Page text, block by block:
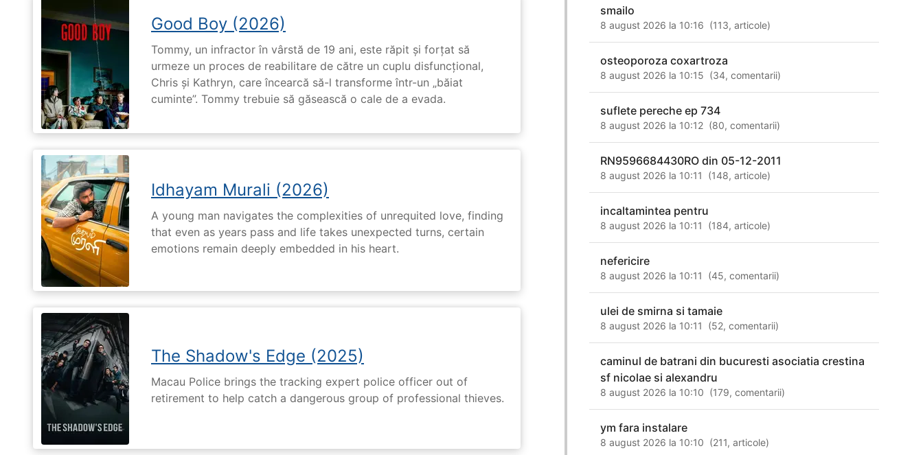
Good Boy (2026)
Tommy, un infractor în vârstă de 19 ani, este răpit și forțat să
urmeze un proces de reabilitare de către un cuplu disfuncțional,
Chris și Kathryn, care încearcă să-l transforme într-un „băiat
cuminte”. Tommy trebuie să găsească o cale de a evada.
Idhayam Murali (2026)
A young man navigates the complexities of unrequited love, finding
that even as years pass and life takes unexpected turns, certain
emotions remain deeply embedded in his heart.
The Shadow's Edge (2025)
Macau Police brings the tracking expert police officer out of
retirement to help catch a dangerous group of professional thieves.
smailo
8 august 2026 la 10:16 (113,articole)
osteoporoza coxartroza
8 august 2026 la 10:15 (34,comentarii)
suflete pereche ep 734
8 august 2026 la 10:12 (80,comentarii)
RN9596684430RO din 05-12-2011
8 august 2026 la 10:11 (148,articole)
incaltamintea pentru
8 august 2026 la 10:11 (184,articole)
nefericire
8 august 2026 la 10:11 (45,comentarii)
ulei de smirna si tamaie
8 august 2026 la 10:11 (52,comentarii)
caminul de batrani din bucuresti asociatia crestina
sf nicolae si alexandru
8 august 2026 la 10:10 (179,comentarii)
ym fara instalare
8 august 2026 la 10:10 (211,articole)